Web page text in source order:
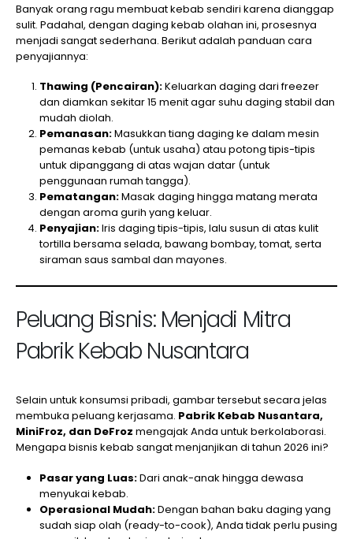
Banyak orang ragu membuat kebab sendiri karena dianggap
sulit. Padahal, dengan daging kebab olahan ini, prosesnya
menjadi sangat sederhana. Berikut adalah panduan cara
penyajiannya:
Thawing (Pencairan):Keluarkan daging dari freezer
dan diamkan sekitar 15 menit agar suhu daging stabil dan
mudah diolah.
Pemanasan:Masukkan tiang daging ke dalam mesin
pemanas kebab (untuk usaha) atau potong tipis-tipis
untuk dipanggang di atas wajan datar (untuk
penggunaan rumah tangga).
Pematangan:Masak daging hingga matang merata
dengan aroma gurih yang keluar.
Penyajian:Iris daging tipis-tipis, lalu susun di atas kulit
tortilla bersama selada, bawang bombay, tomat, serta
siraman saus sambal dan mayones.
Peluang Bisnis: Menjadi Mitra
Pabrik Kebab Nusantara
Selain untuk konsumsi pribadi, gambar tersebut secara jelas
membuka peluang kerjasama. Pabrik Kebab Nusantara,
MiniFroz, dan DeFroz mengajak Anda untuk berkolaborasi.
Mengapa bisnis kebab sangat menjanjikan di tahun 2026 ini?
Pasar yang Luas:Dari anak-anak hingga dewasa
menyukai kebab.
Operasional Mudah:Dengan bahan baku daging yang
sudah siap olah (ready-to-cook), Anda tidak perlu pusing